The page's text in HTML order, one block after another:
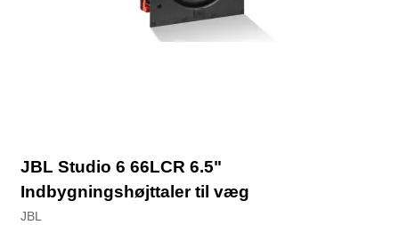
JBL Studio 6 66LCR 6.5"
Indbygningshøjttaler til væg
JBL